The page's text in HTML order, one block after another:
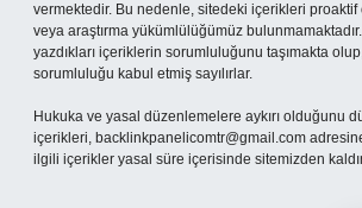
vermektedir. Bu nedenle, sitedeki içerikleri
veya araştırma yükümlülüğümüz
yazdıkları içeriklerin sorumluluğunu taşımakta
sorumluluğu kabul etmiş sayılırlar.
Hukuka ve yasal düzenlemelere aykırı olduğunu
içerikleri, backlinkpanelicomtr@gmail.com
ilgili içerikler yasal süre içerisinde sitemizden